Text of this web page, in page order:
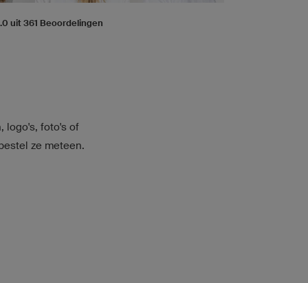
uit 361 Beoordelingen
logo's, foto's of
ze meteen.